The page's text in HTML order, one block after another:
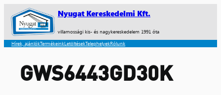
Nyugat Kereskedelmi Kft.
villamossági kis- és nagykereskedelem 1991 óta
Hírek, ajánlókTermékeinkLetöltésekTelephelyekRólunk
GWS6443GD30K